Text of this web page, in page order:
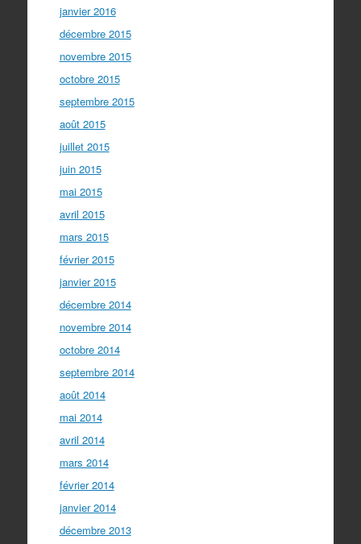
janvier 2016
décembre 2015
novembre 2015
octobre 2015
septembre 2015
août 2015
juillet 2015
juin 2015
mai 2015
avril 2015
mars 2015
février 2015
janvier 2015
décembre 2014
novembre 2014
octobre 2014
septembre 2014
août 2014
mai 2014
avril 2014
mars 2014
février 2014
janvier 2014
décembre 2013